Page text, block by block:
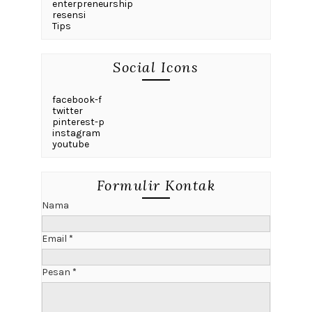
enterpreneurship
resensi
Tips
Social Icons
facebook-f
twitter
pinterest-p
instagram
youtube
Formulir Kontak
Nama
Email *
Pesan *